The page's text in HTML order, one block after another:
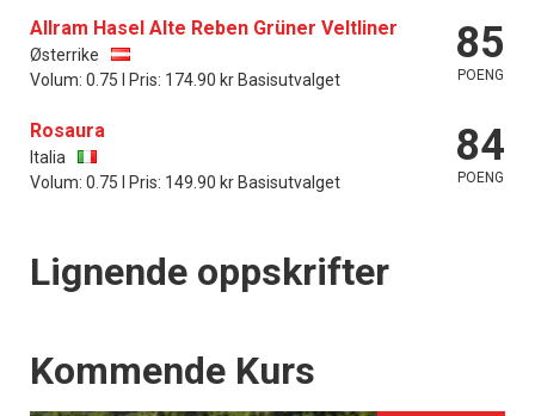
Allram Hasel Alte Reben Grüner Veltliner
Østerrike
Volum: 0.75 l Pris: 174.90 kr Basisutvalget
85
POENG
Rosaura
Italia
Volum: 0.75 l Pris: 149.90 kr Basisutvalget
84
POENG
Lignende oppskrifter
Events
Kommende Kurs